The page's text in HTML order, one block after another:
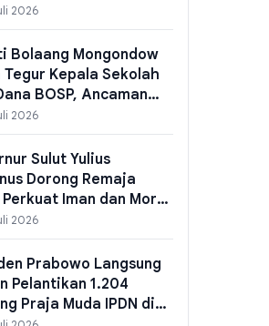
2026
Bolaang Mongondow
Kepala Sekolah
BOSP, Ancaman
Menanti Jika Dana Tak
Sasaran
2026
Sulut Yulius
Dorong Remaja
Perkuat Iman dan Moral
Pesta Seni
2026
Prabowo Langsung
Pelantikan 1.204
Praja Muda IPDN di